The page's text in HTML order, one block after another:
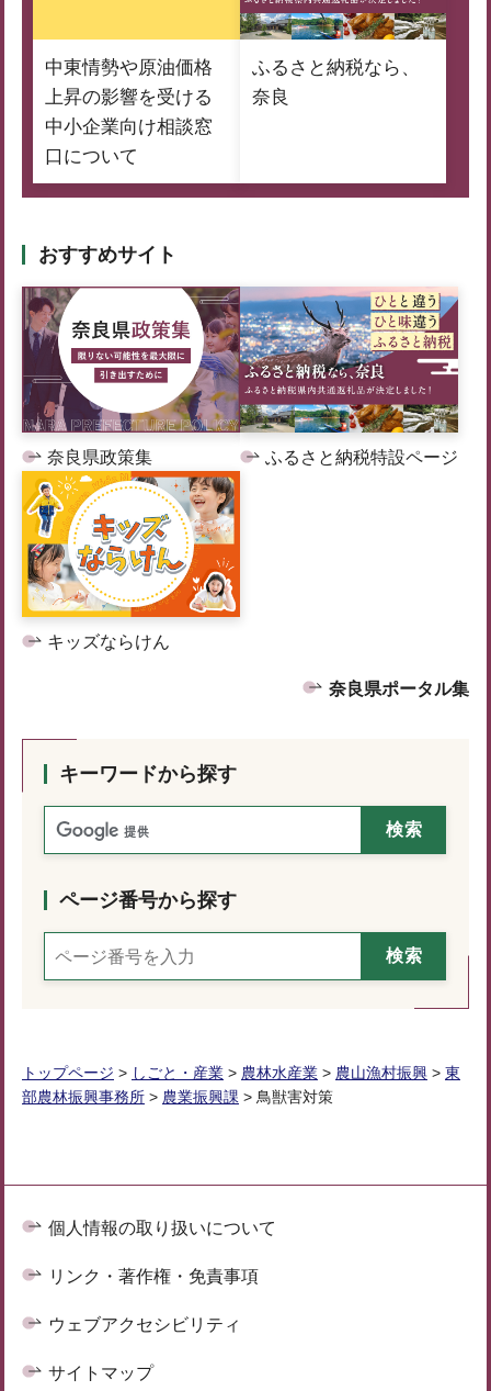
中東情勢や原油価格
上昇の影響を受ける
中小企業向け相談窓
口について
ふるさと納税なら、
奈良
おすすめサイト
奈良県政策集 ふるさと納税特設ページ
キッズならけん
奈良県ポータル集
キーワードから探す
ページ番号から探す
トップページ > しごと・産業 > 農林水産業 > 農山漁村振興 > 東
部農林振興事務所 > 農業振興課 > 鳥獣害対策
個人情報の取り扱いについて
リンク・著作権・免責事項
ウェブアクセシビリティ
サイトマップ